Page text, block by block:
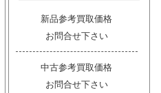
新品参考買取価格
お問合せ下さい
中古参考買取価格
お問合せ下さい